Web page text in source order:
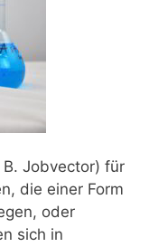
Jobvector) für
die einer Form
oder
sich in